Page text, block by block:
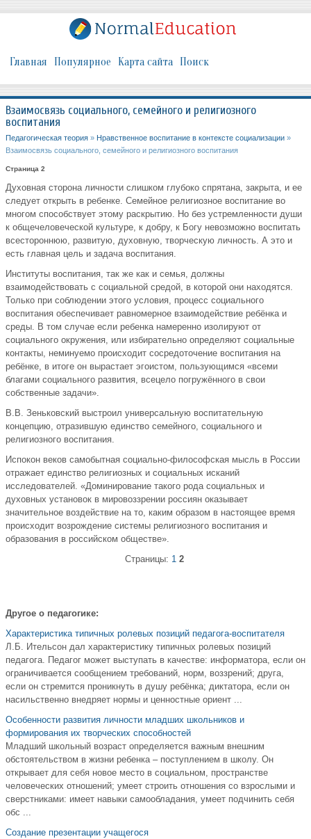
Главная Популярное Карта сайта Поиск
Взаимосвязь социального, семейного и религиозного
воспитания
Педагогическая теория » Нравственное воспитание в контексте социализации »
Взаимосвязь социального, семейного и религиозного воспитания
Страница 2
Духовная сторона личности слишком глубоко спрятана, закрыта, и ее
следует открыть в ребенке. Семейное религиозное воспитание во
многом способствует этому раскрытию. Но без устремленности души
к общечеловеческой культуре, к добру, к Богу невозможно воспитать
всестороннюю, развитую, духовную, творческую личность. А это и
есть главная цель и задача воспитания.
Институты воспитания, так же как и семья, должны
взаимодействовать с социальной средой, в которой они находятся.
Только при соблюдении этого условия, процесс социального
воспитания обеспечивает равномерное взаимодействие ребёнка и
среды. В том случае если ребенка намеренно изолируют от
социального окружения, или избирательно определяют социальные
контакты, неминуемо происходит сосредоточение воспитания на
ребёнке, в итоге он вырастает эгоистом, пользующимся «всеми
благами социального развития, всецело погружённого в свои
собственные задачи».
В.В. Зеньковский выстроил универсальную воспитательную
концепцию, отразившую единство семейного, социального и
религиозного воспитания.
Испокон веков самобытная социально-философская мысль в России
отражает единство религиозных и социальных исканий
исследователей. «Доминирование такого рода социальных и
духовных установок в мировоззрении россиян оказывает
значительное воздействие на то, каким образом в настоящее время
происходит возрождение системы религиозного воспитания и
образования в российском обществе».
Страницы: 1 2
Другое о педагогике:
Характеристика типичных ролевых позиций педагога-воспитателя
Л.Б. Ительсон дал характеристику типичных ролевых позиций
педагога. Педагог может выступать в качестве: информатора, если он
ограничивается сообщением требований, норм, воззрений; друга,
если он стремится проникнуть в душу ребёнка; диктатора, если он
насильственно внедряет нормы и ценностные ориент ...
Особенности развития личности младших школьников и
формирования их творческих способностей
Младший школьный возраст определяется важным внешним
обстоятельством в жизни ребенка – поступлением в школу. Он
открывает для себя новое место в социальном, пространстве
человеческих отношений; умеет строить отношения со взрослыми и
сверстниками: имеет навыки самообладания, умеет подчинить себя
обс ...
Создание презентации учащегося